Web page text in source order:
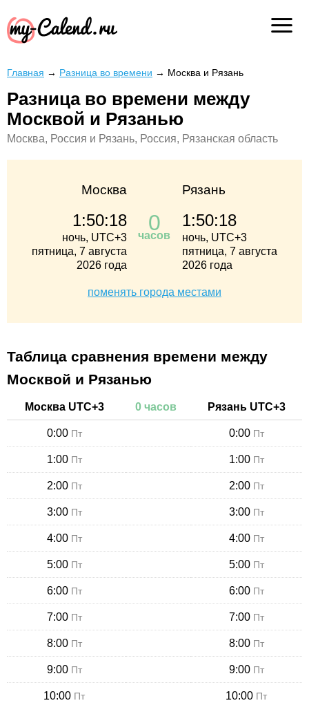
Главная → Разница во времени → Москва и Рязань
Разница во времени между
Москвой и Рязанью
Москва, Россия и Рязань, Россия, Рязанская область
Москва Рязань
1:50:18
ночь, UTC+3
пятница, 7 августа
2026 года
0
часов
1:50:18
ночь, UTC+3
пятница, 7 августа
2026 года
поменять города местами
Таблица сравнения времени между
Москвой и Рязанью
Москва UTC+3 0 часов Рязань UTC+3
0:00 Пт 0:00 Пт
1:00 Пт 1:00 Пт
2:00 Пт 2:00 Пт
3:00 Пт 3:00 Пт
4:00 Пт 4:00 Пт
5:00 Пт 5:00 Пт
6:00 Пт 6:00 Пт
7:00 Пт 7:00 Пт
8:00 Пт 8:00 Пт
9:00 Пт 9:00 Пт
10:00 Пт 10:00 Пт